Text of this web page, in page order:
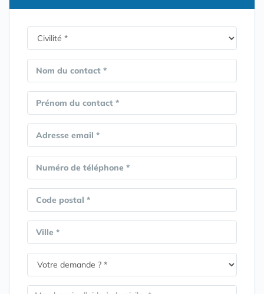
Nom du contact *
Prénom du contact *
Adresse email *
Numéro de téléphone *
Code postal *
Ville *